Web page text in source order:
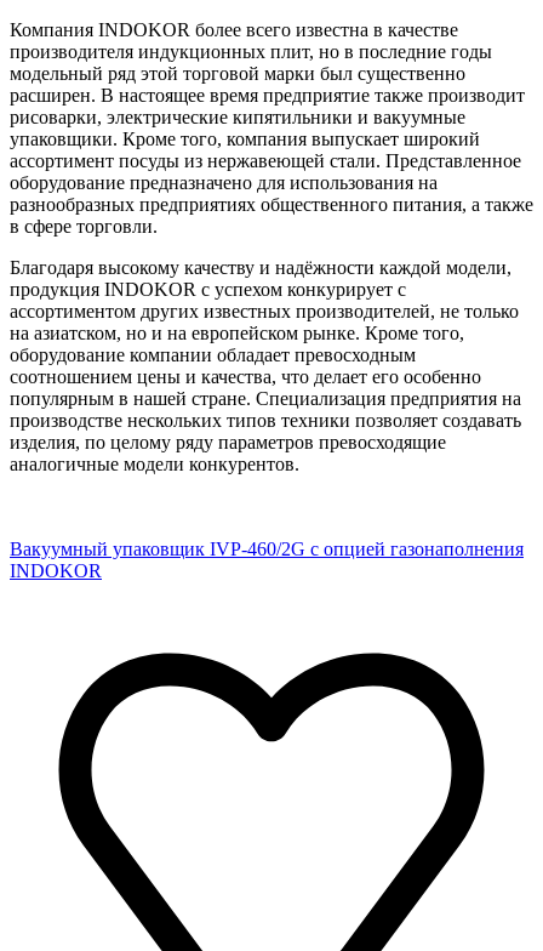
Компания INDOKOR более всего известна в качестве
производителя индукционных плит, но в последние годы
модельный ряд этой торговой марки был существенно
расширен. В настоящее время предприятие также производит
рисоварки, электрические кипятильники и вакуумные
упаковщики. Кроме того, компания выпускает широкий
ассортимент посуды из нержавеющей стали. Представленное
оборудование предназначено для использования на
разнообразных предприятиях общественного питания, а также
в сфере торговли.
Благодаря высокому качеству и надёжности каждой модели,
продукция INDOKOR с успехом конкурирует с
ассортиментом других известных производителей, не только
на азиатском, но и на европейском рынке. Кроме того,
оборудование компании обладает превосходным
соотношением цены и качества, что делает его особенно
популярным в нашей стране. Специализация предприятия на
производстве нескольких типов техники позволяет создавать
изделия, по целому ряду параметров превосходящие
аналогичные модели конкурентов.
Вакуумный упаковщик IVP-460/2G с опцией газонаполнения
INDOKOR